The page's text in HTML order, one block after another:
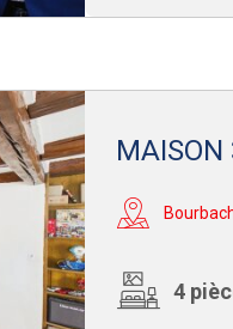
MAISON
4